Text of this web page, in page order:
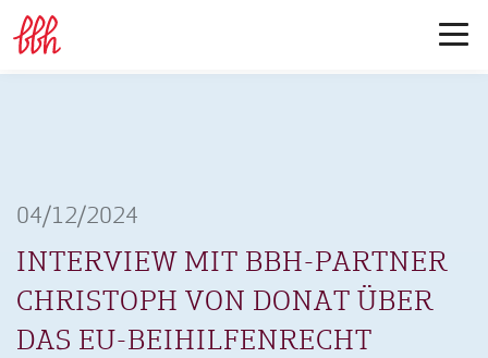
04/12/2024
INTERVIEW MIT BBH-PARTNER
CHRISTOPH VON DONAT ÜBER
DAS EU-BEIHILFENRECHT